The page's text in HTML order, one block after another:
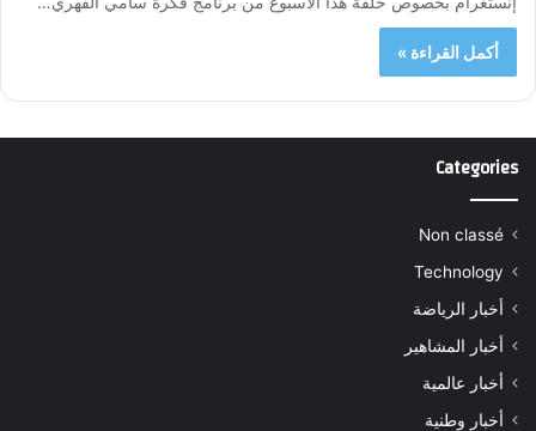
أكمل القراءة »
Categories
Non classé
Technology
أخبار الرياضة
أخبار المشاهير
أخبار عالمية
أخبار وطنية